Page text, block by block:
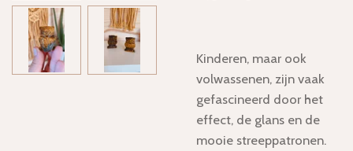
Kinderen, maar ook
volwassenen, zijn vaak
gefascineerd door het
effect, de glans en de
mooie streeppatronen.